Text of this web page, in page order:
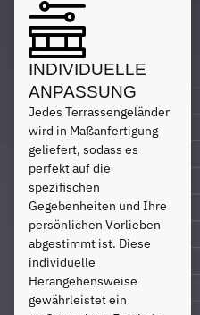
INDIVIDUELLE
ANPASSUNG
Jedes Terrassengeländer
wird in Maßanfertigung
geliefert, sodass es
perfekt auf die
spezifischen
Gegebenheiten und Ihre
persönlichen Vorlieben
abgestimmt ist. Diese
individuelle
Herangehensweise
gewährleistet ein